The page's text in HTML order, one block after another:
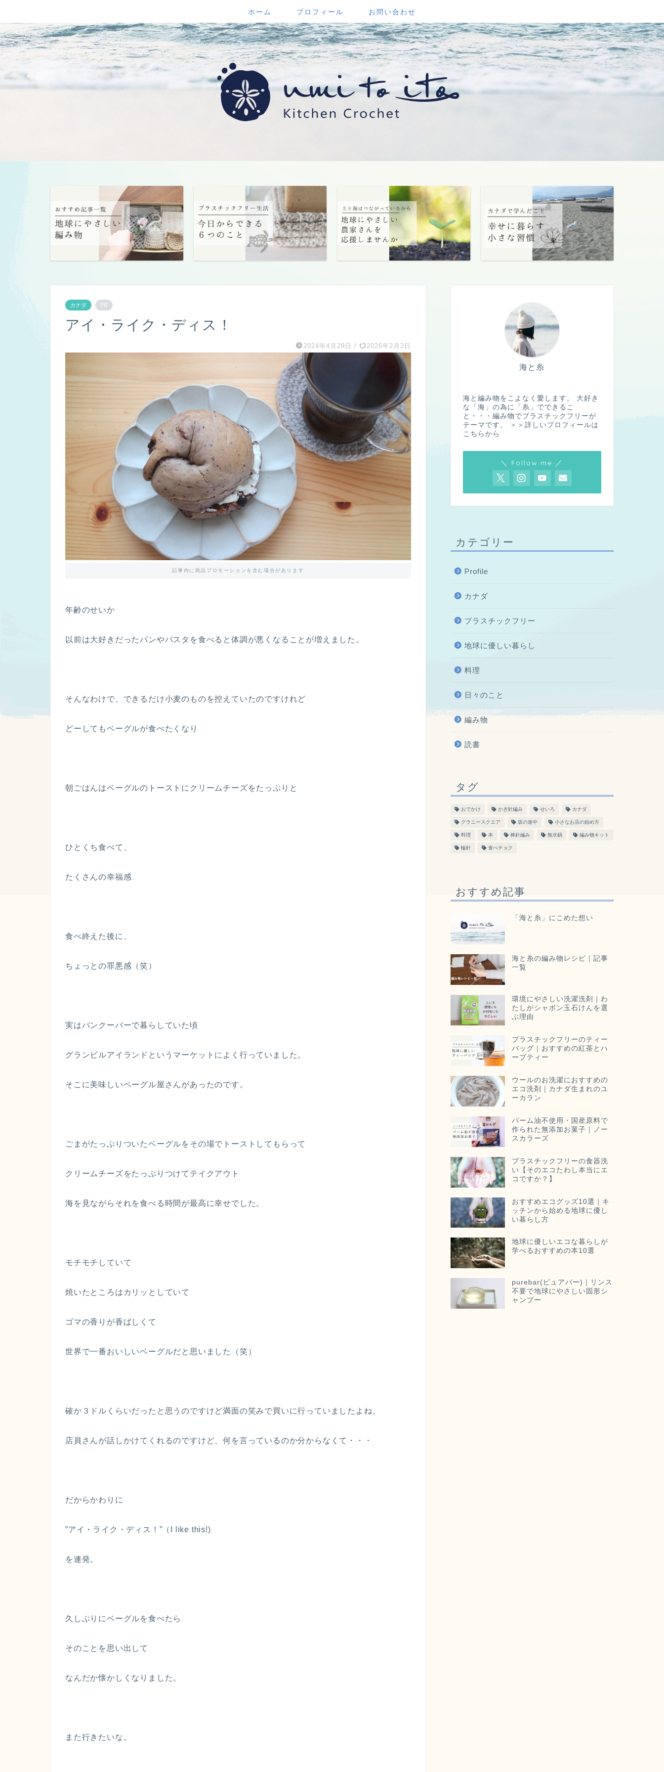
ホーム プロフィール お問い合わせ
カナダ PR
アイ・ライク・ディス！
2024年4月29日 / 2026年2月2日
記事内に商品プロモーションを含む場合があります
年齢のせいか
以前は大好きだったパンやパスタを食べると体調が悪くなることが増えました。
そんなわけで、できるだけ小麦のものを控えていたのですけれど
どーしてもベーグルが食べたくなり
朝ごはんはベーグルのトーストにクリームチーズをたっぷりと
ひとくち食べて、
たくさんの幸福感
食べ終えた後に、
ちょっとの罪悪感（笑）
実はバンクーバーで暮らしていた頃
グランビルアイランドというマーケットによく行っていました。
そこに美味しいベーグル屋さんがあったのです。
ごまがたっぷりついたベーグルをその場でトーストしてもらって
クリームチーズをたっぷりつけてテイクアウト
海を見ながらそれを食べる時間が最高に幸せでした。
モチモチしていて
焼いたところはカリッとしていて
ゴマの香りが香ばしくて
世界で一番おいしいベーグルだと思いました（笑）
確か３ドルくらいだったと思うのですけど満面の笑みで買いに行っていましたよね。
店員さんが話しかけてくれるのですけど、何を言っているのか分からなくて・・・
だからかわりに
”アイ・ライク・ディス！”（I like this!)
を連発。
久しぶりにベーグルを食べたら
そのことを思い出して
なんだか懐かしくなりました。
また行きたいな。
海と糸
海と編み物をこよなく愛します。 大好き
な「海」の為に「糸」でできるこ
と・・・編み物でプラスチックフリーが
テーマです。
＞＞詳しいプロフィールは
こちらから
＼ Follow me ／
カテゴリー
Profile
カナダ
プラスチックフリー
地球に優しい暮らし
料理
日々のこと
編み物
読書
タグ
おでかけ かぎ針編み せいろ カナダ
グラニースクエア 坂の途中 小さなお店の始め方
料理 本 棒針編み 無水鍋 編み物キット
輪針 食べチョク
おすすめ記事
「海と糸」にこめた想い
海と糸の編み物レシピ｜記事
一覧
環境にやさしい洗濯洗剤｜わ
たしがシャボン玉石けんを選
ぶ理由
プラスチックフリーのティー
バッグ｜おすすめの紅茶とハ
ーブティー
ウールのお洗濯におすすめの
エコ洗剤｜カナダ生まれのユ
ーカラン
パーム油不使用・国産原料で
作られた無添加お菓子｜ノー
スカラーズ
プラスチックフリーの食器洗
い【そのエコたわし本当にエ
コですか？】
おすすめエコグッズ10選｜キ
ッチンから始める地球に優し
い暮らし方
地球に優しいエコな暮らしが
学べるおすすめの本10選
purebar(ピュアバー)｜リンス
不要で地球にやさしい固形シ
ャンプー